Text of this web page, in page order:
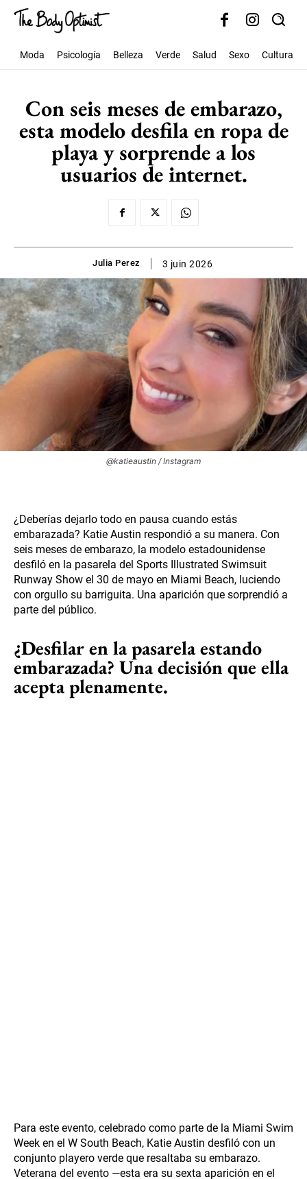
Moda Psicología Belleza Verde Salud Sexo Cultura
Con seis meses de embarazo,
esta modelo desfila en ropa de
playa y sorprende a los
usuarios de internet.
Julia Perez 3 juin 2026
@katieaustin / Instagram
¿Deberías dejarlo todo en pausa cuando estás
embarazada? Katie Austin respondió a su manera. Con
seis meses de embarazo, la modelo estadounidense
desfiló en la pasarela del Sports Illustrated Swimsuit
Runway Show el 30 de mayo en Miami Beach, luciendo
con orgullo su barriguita. Una aparición que sorprendió a
parte del público.
¿Desfilar en la pasarela estando
embarazada? Una decisión que ella
acepta plenamente.
Para este evento, celebrado como parte de la Miami Swim
Week en el W South Beach, Katie Austin desfiló con un
conjunto playero verde que resaltaba su embarazo.
Veterana del evento —esta era su sexta aparición en el